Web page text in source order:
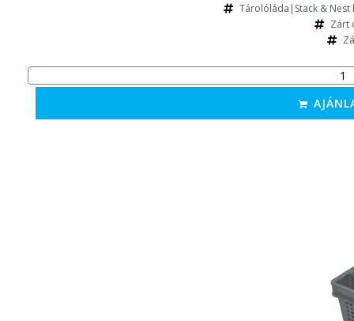
Tárolóláda|Stack &
Zárt